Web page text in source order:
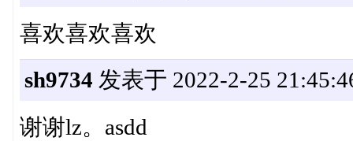
喜欢喜欢喜欢
sh9734 发表于 2022-2-25
谢谢lz。asdd